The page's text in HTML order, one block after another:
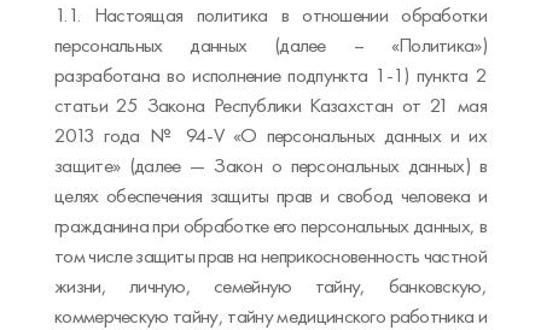
1.1. Настоящая политика в отношении обработки
персональных данных (далее – «Политика»)
разработана во исполнение подпункта 1-1) пункта 2
статьи 25 Закона Республики Казахстан от 21 мая
2013 года № 94-V «О персональных данных и их
защите» (далее — Закон о персональных данных) в
целях обеспечения защиты прав и свобод человека и
гражданина при обработке его персональных данных, в
том числе защиты прав на неприкосновенность частной
жизни, личную, семейную тайну, банковскую,
коммерческую тайну, тайну медицинского работника и